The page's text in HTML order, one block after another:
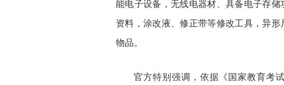
能电子设备，无线电器材、具备电子存
资料，涂改液、修正带等修改工具，异
物品。
官方特别强调，依据《国家教育考